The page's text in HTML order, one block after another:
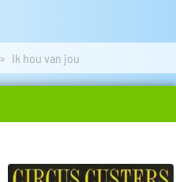
Ik hou van jou